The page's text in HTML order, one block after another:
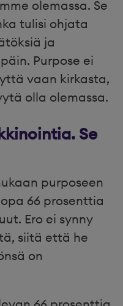
olemassa. Se
tulisi ohjata
ja
Purpose ei
vaan kirkasta,
olla olemassa.
Se
purposeen
66 prosenttia
Ero ei synny
siitä että he
on